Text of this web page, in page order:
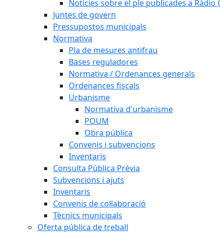
Notícies sobre el ple publicades a Ràdio
Juntes de govern
Pressupostos municipals
Normativa
Pla de mesures antifrau
Bases reguladores
Normativa / Ordenances generals
Ordenances fiscals
Urbanisme
Normativa d'urbanisme
POUM
Obra pública
Convenis i subvencions
Inventaris
Consulta Pública Prèvia
Subvencions i ajuts
Inventaris
Convenis de col·laboració
Tècnics municipals
Oferta pública de treball